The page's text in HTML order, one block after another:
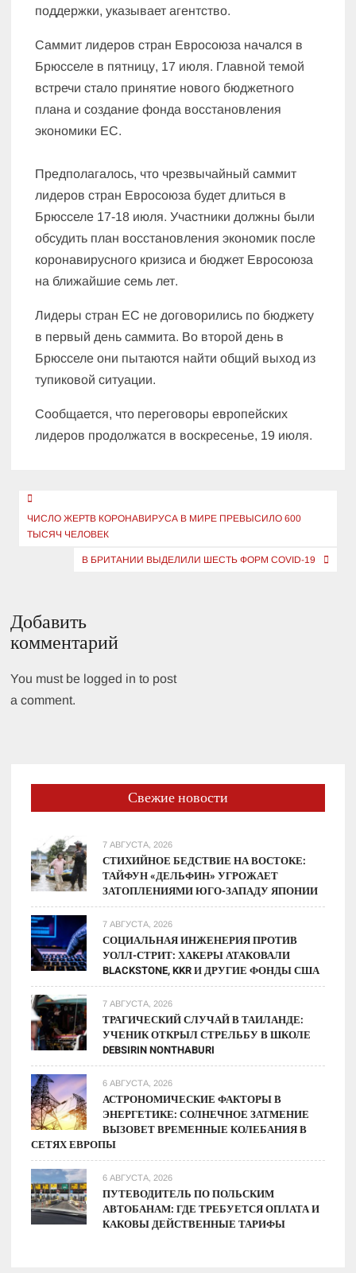
поддержки, указывает агентство.
Саммит лидеров стран Евросоюза начался в
Брюсселе в пятницу, 17 июля. Главной темой
встречи стало принятие нового бюджетного
плана и создание фонда восстановления
экономики ЕС.
Предполагалось, что чрезвычайный саммит
лидеров стран Евросоюза будет длиться в
Брюсселе 17-18 июля. Участники должны были
обсудить план восстановления экономик после
коронавирусного кризиса и бюджет Евросоюза
на ближайшие семь лет.
Лидеры стран ЕС не договорились по бюджету
в первый день саммита. Во второй день в
Брюсселе они пытаются найти общий выход из
тупиковой ситуации.
Сообщается, что переговоры европейских
лидеров продолжатся в воскресенье, 19 июля.
Навигация
по
записям
ЧИСЛО ЖЕРТВ КОРОНАВИРУСА В МИРЕ ПРЕВЫСИЛО 600
ТЫСЯЧ ЧЕЛОВЕК
В БРИТАНИИ ВЫДЕЛИЛИ ШЕСТЬ ФОРМ COVID-19
Добавить
комментарий
You must be logged in to post
a comment.
Свежие новости
7 АВГУСТА, 2026
СТИХИЙНОЕ БЕДСТВИЕ НА ВОСТОКЕ:
ТАЙФУН «ДЕЛЬФИН» УГРОЖАЕТ
ЗАТОПЛЕНИЯМИ ЮГО-ЗАПАДУ ЯПОНИИ
7 АВГУСТА, 2026
СОЦИАЛЬНАЯ ИНЖЕНЕРИЯ ПРОТИВ
УОЛЛ-СТРИТ: ХАКЕРЫ АТАКОВАЛИ
BLACKSTONE, KKR И ДРУГИЕ ФОНДЫ США
7 АВГУСТА, 2026
ТРАГИЧЕСКИЙ СЛУЧАЙ В ТАИЛАНДЕ:
УЧЕНИК ОТКРЫЛ СТРЕЛЬБУ В ШКОЛЕ
DEBSIRIN NONTHABURI
6 АВГУСТА, 2026
АСТРОНОМИЧЕСКИЕ ФАКТОРЫ В
ЭНЕРГЕТИКЕ: СОЛНЕЧНОЕ ЗАТМЕНИЕ
ВЫЗОВЕТ ВРЕМЕННЫЕ КОЛЕБАНИЯ В
СЕТЯХ ЕВРОПЫ
6 АВГУСТА, 2026
ПУТЕВОДИТЕЛЬ ПО ПОЛЬСКИМ
АВТОБАНАМ: ГДЕ ТРЕБУЕТСЯ ОПЛАТА И
КАКОВЫ ДЕЙСТВЕННЫЕ ТАРИФЫ